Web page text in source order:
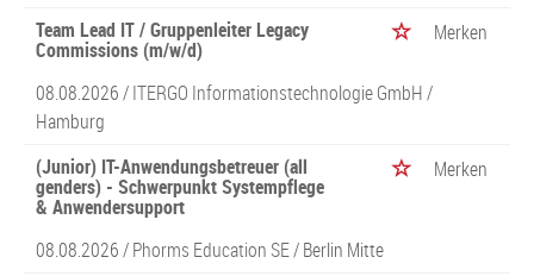
Team Lead IT / Gruppenleiter Legacy
Commissions (m/w/d)
Merken
08.08.2026 /ITERGO Informationstechnologie GmbH/
Hamburg
(Junior) IT-Anwendungsbetreuer (all
genders) - Schwerpunkt Systempflege
& Anwendersupport
Merken
08.08.2026 /Phorms Education SE/ Berlin Mitte